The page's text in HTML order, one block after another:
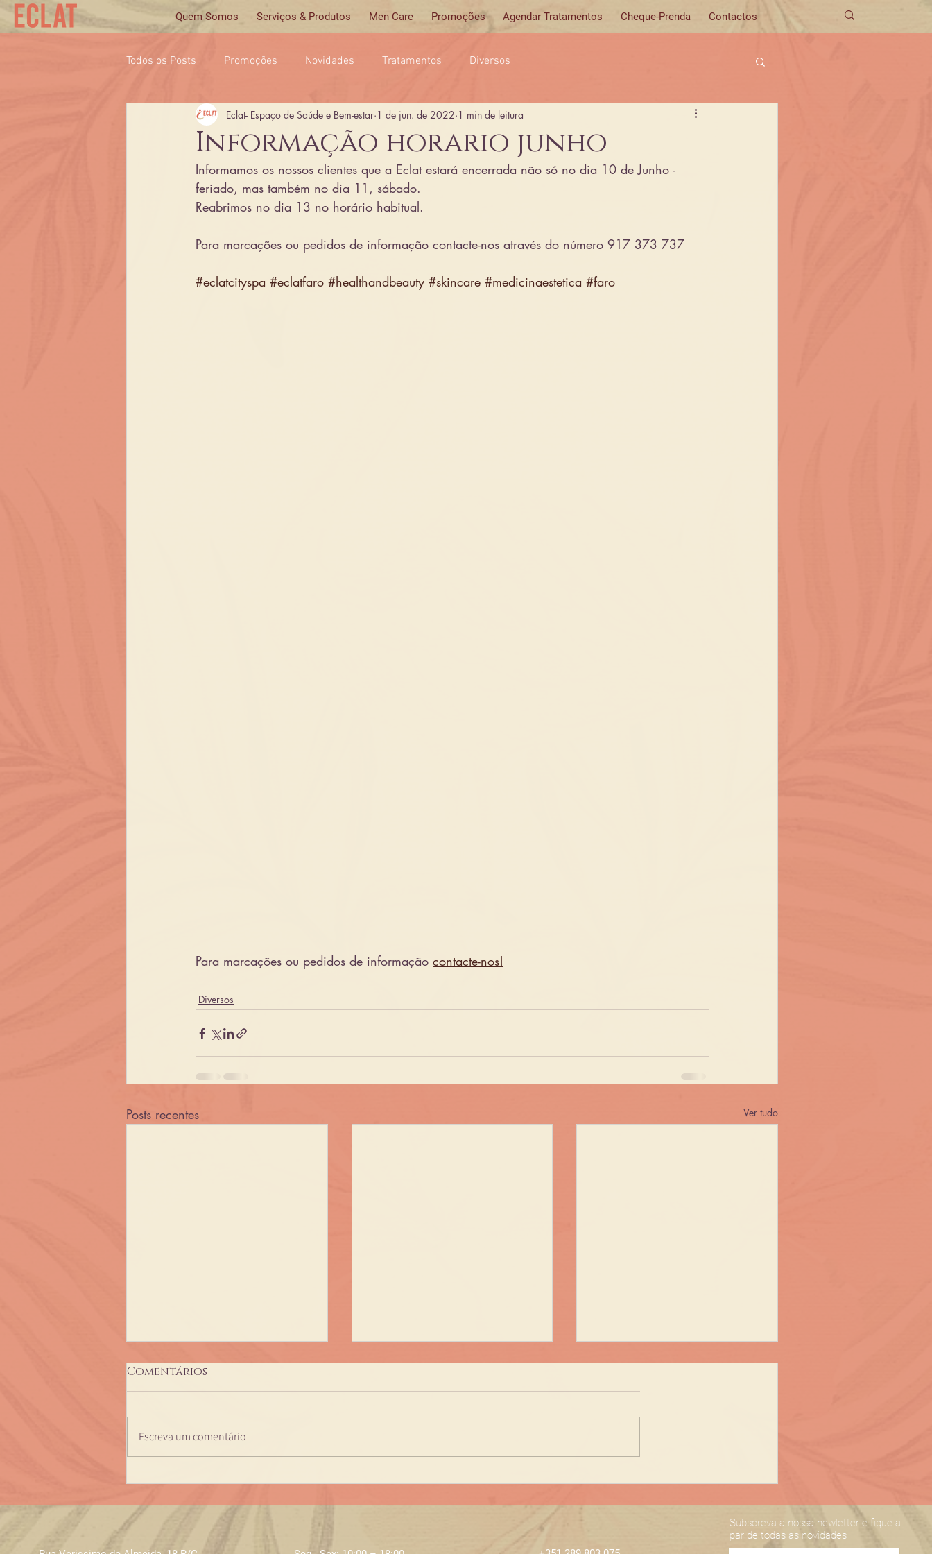
Quem Somos Serviços & Produtos Men Care Promoções Agendar Tratamentos Cheque-Prenda Contactos
Todos os Posts Promoções Novidades Tratamentos Diversos
Informação horario junho
Eclat- Espaço de Saúde e Bem-estar 1 de jun. de 2022 1 min de leitura
Informamos os nossos clientes que a Eclat estará encerrada não só no dia 10 de Junho -
feriado, mas também no dia 11, sábado.
Reabrimos no dia 13 no horário habitual.
Para marcações ou pedidos de informação contacte-nos através do número 917 373 737
#eclatcityspa #eclatfaro #healthandbeauty #skincare #medicinaestetica #faro
Para marcações ou pedidos de informação contacte-nos!
Diversos
Posts recentes Ver tudo
longevidade
As nossas Parcerias
Comentários
Escreva um comentário
Subscreva a nossa newletter e fique a
par de todas as novidades